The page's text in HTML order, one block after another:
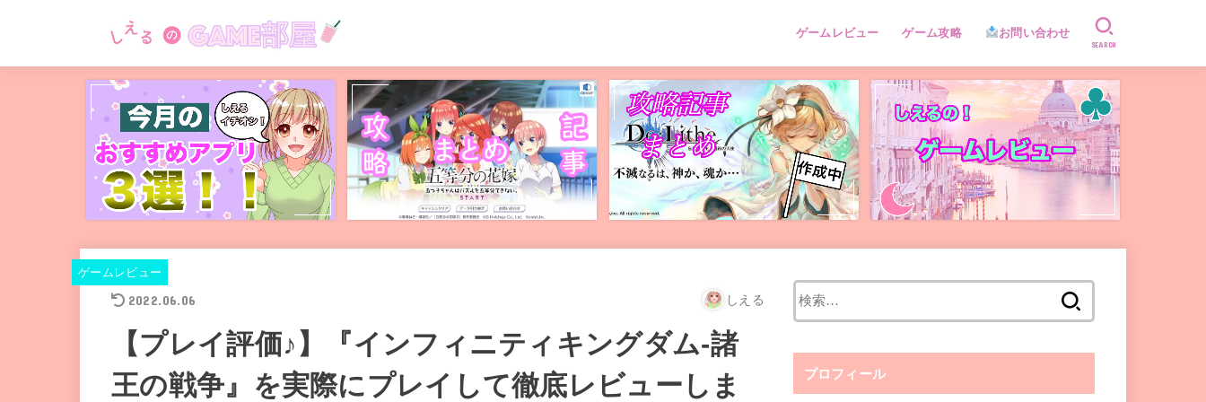
ゲームレビュー ゲーム攻略 お問い合わせ
SEARCH
ゲームレビュー
2022.06.06 しえる
【プレイ評価♪】『インフィニティキングダム-諸
王の戦争』を実際にプレイして徹底レビューしま
プロフィール